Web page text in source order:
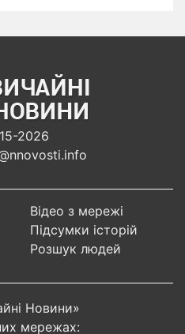
2026
Відео з мережі
Підсумки історій
Розшук людей
Новини»
мережах: